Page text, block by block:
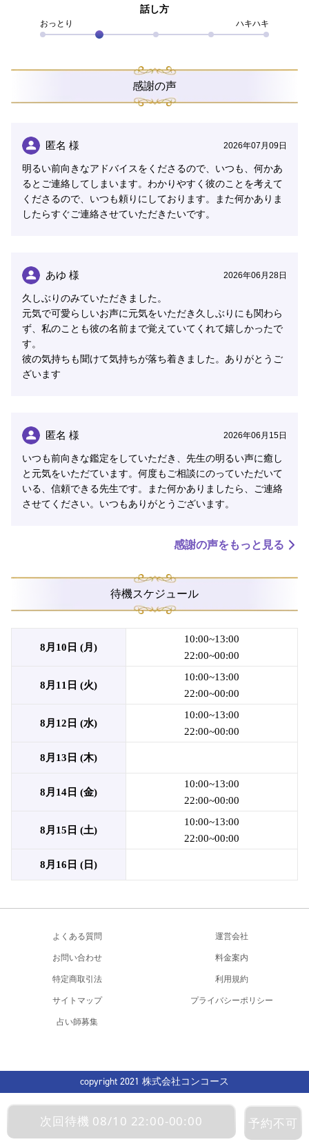
次回待機 08/10 22:00-00:00 予約不可
方のお気持ちにより一層寄り添いやすくなりました。
見たい未来を明確にしたあなた様が、あなた様にとって
最高にハッピーな未来を掴むために、
常に温かい心で、運命を好転させるためのサポートがで
わたしにお任せください。
あなた様に逢えるのを、心から楽しみにしております！
話し方
おっとり ハキハキ
感謝の声
匿名 様 2026年07月09日
明るい前向きなアドバイスをくださるので、いつも、何かあ
るとご連絡してしまいます。わかりやすく彼のことを考えて
くださるので、いつも頼りにしております。また何かありま
したらすぐご連絡させていただきたいです。
あゆ 様 2026年06月28日
久しぶりのみていただきました。
元気で可愛らしいお声に元気をいただき久しぶりにも関わら
ず、私のことも彼の名前まで覚えていてくれて嬉しかったで
す。
彼の気持ちも聞けて気持ちが落ち着きました。ありがとうご
ざいます
匿名 様 2026年06月15日
いつも前向きな鑑定をしていただき、先生の明るい声に癒し
と元気をいただています。何度もご相談にのっていただいて
いる、信頼できる先生です。また何かありましたら、ご連絡
させてください。いつもありがとうございます。
感謝の声をもっと見る
待機スケジュール
8月10日 (月)
10:00~13:00
22:00~00:00
8月11日 (火)
10:00~13:00
22:00~00:00
8月12日 (水)
10:00~13:00
22:00~00:00
8月13日 (木)
8月14日 (金)
10:00~13:00
22:00~00:00
8月15日 (土)
10:00~13:00
22:00~00:00
8月16日 (日)
よくある質問
運営会社
お問い合わせ
料金案内
特定商取引法
利用規約
サイトマップ
プライバシーポリシー
占い師募集
copyright 2021 株式会社コンコース